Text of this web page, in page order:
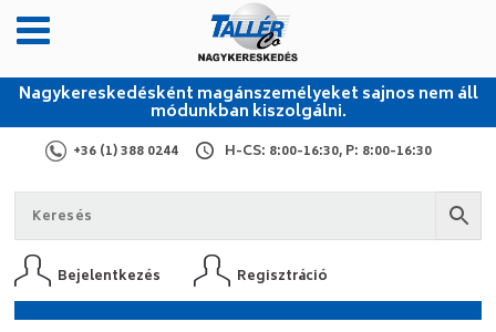
Nagykereskedésként magánszemélyeket sajnos nem áll
módunkban kiszolgálni.
+36 (1) 388 0244 H-CS: 8:00-16:30, P: 8:00-16:30
Bejelentkezés Regisztráció